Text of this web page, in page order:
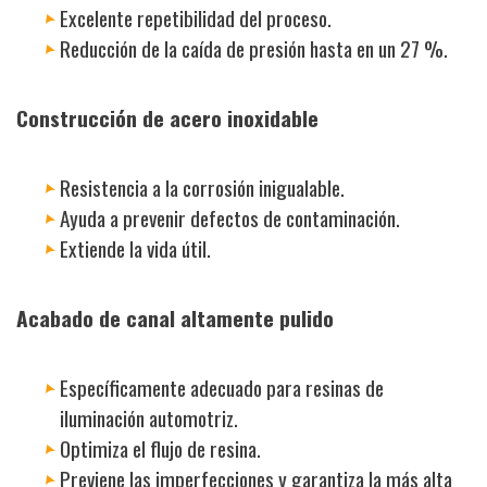
Excelente repetibilidad del proceso.
Reducción de la caída de presión hasta en un 27 %.
Construcción de acero inoxidable
Resistencia a la corrosión inigualable.
Ayuda a prevenir defectos de contaminación.
Extiende la vida útil.
Acabado de canal altamente pulido
Específicamente adecuado para resinas de
iluminación automotriz.
Optimiza el flujo de resina.
Previene las imperfecciones y garantiza la más alta